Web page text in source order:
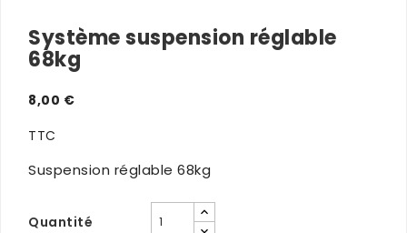
Système suspension réglable
68kg
8,00 €
TTC
Suspension réglable 68kg
Quantité